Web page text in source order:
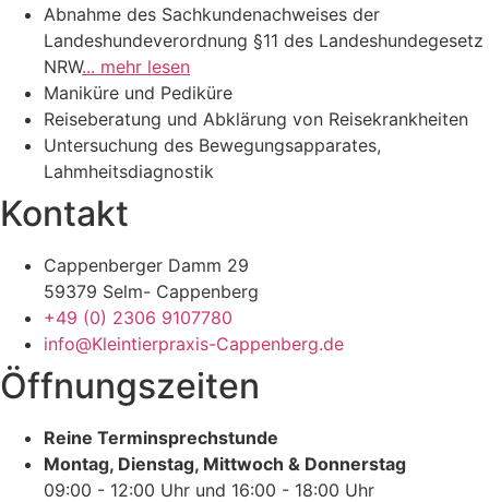
Abnahme des Sachkundenachweises der
Landeshundeverordnung §11 des Landeshundegesetz
NRW... mehr lesen
Maniküre und Pediküre
Reiseberatung und Abklärung von Reisekrankheiten
Untersuchung des Bewegungsapparates,
Lahmheitsdiagnostik
Kontakt
Cappenberger Damm 29
59379 Selm- Cappenberg
+49 (0) 2306 9107780
info@Kleintierpraxis-Cappenberg.de
Öffnungszeiten
Reine Terminsprechstunde
Montag, Dienstag, Mittwoch & Donnerstag
09:00 - 12:00 Uhr und 16:00 - 18:00 Uhr